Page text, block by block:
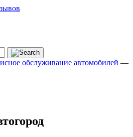
обслуживание автомобилей —